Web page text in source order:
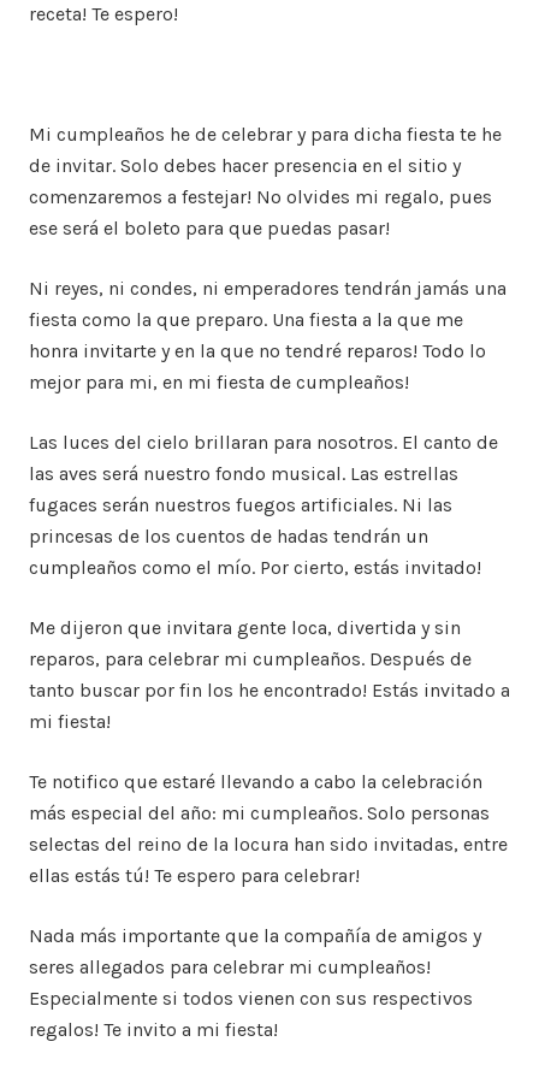
receta! Te espero!
Mi cumpleaños he de celebrar y para dicha fiesta te he
de invitar. Solo debes hacer presencia en el sitio y
comenzaremos a festejar! No olvides mi regalo, pues
ese será el boleto para que puedas pasar!
Ni reyes, ni condes, ni emperadores tendrán jamás una
fiesta como la que preparo. Una fiesta a la que me
honra invitarte y en la que no tendré reparos! Todo lo
mejor para mi, en mi fiesta de cumpleaños!
Las luces del cielo brillaran para nosotros. El canto de
las aves será nuestro fondo musical. Las estrellas
fugaces serán nuestros fuegos artificiales. Ni las
princesas de los cuentos de hadas tendrán un
cumpleaños como el mío. Por cierto, estás invitado!
Me dijeron que invitara gente loca, divertida y sin
reparos, para celebrar mi cumpleaños. Después de
tanto buscar por fin los he encontrado! Estás invitado a
mi fiesta!
Te notifico que estaré llevando a cabo la celebración
más especial del año: mi cumpleaños. Solo personas
selectas del reino de la locura han sido invitadas, entre
ellas estás tú! Te espero para celebrar!
Nada más importante que la compañía de amigos y
seres allegados para celebrar mi cumpleaños!
Especialmente si todos vienen con sus respectivos
regalos! Te invito a mi fiesta!